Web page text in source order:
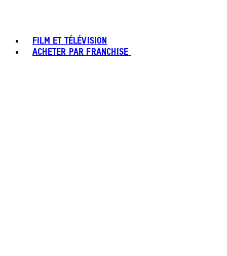
FILM ET TÉLÉVISION
ACHETER PAR FRANCHISE